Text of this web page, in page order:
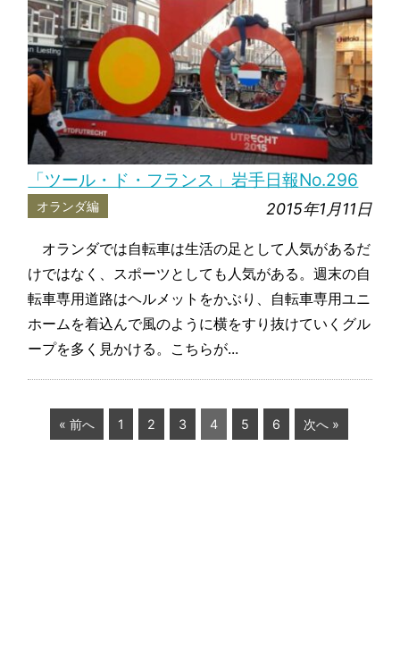
「ツール・ド・フランス」岩手日報No.296
オランダ編 2015年1月11日
オランダでは自転車は生活の足として人気があるだ
けではなく、スポーツとしても人気がある。週末の自
転車専用道路はヘルメットをかぶり、自転車専用ユニ
ホームを着込んで風のように横をすり抜けていくグル
ープを多く見かける。こちらが...
« 前へ 1 2 3 4 5 6 次へ »